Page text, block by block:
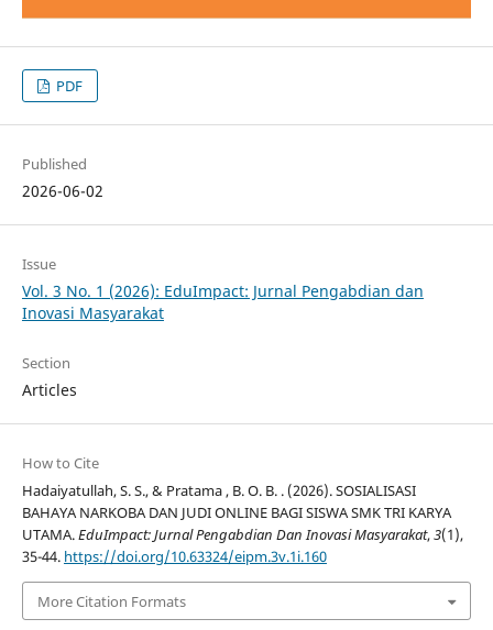
PDF
Published
2026-06-02
Issue
Vol. 3 No. 1 (2026): EduImpact: Jurnal Pengabdian dan
Inovasi Masyarakat
Section
Articles
How to Cite
Hadaiyatullah, S. S., & Pratama , B. O. B. . (2026). SOSIALISASI
BAHAYA NARKOBA DAN JUDI ONLINE BAGI SISWA SMK TRI KARYA
UTAMA.EduImpact: Jurnal Pengabdian Dan Inovasi Masyarakat,3(1),
35-44. https://doi.org/10.63324/eipm.3v.1i.160
More Citation Formats